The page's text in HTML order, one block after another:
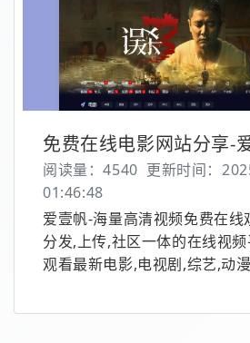
免费在线电影网站分享-
阅读量：4540 更新时间：
01:46:48
爱壹帆-海量高清视频免费在线
分发,上传,社区一体的在线视
观看最新电影,电视剧,综艺,动漫